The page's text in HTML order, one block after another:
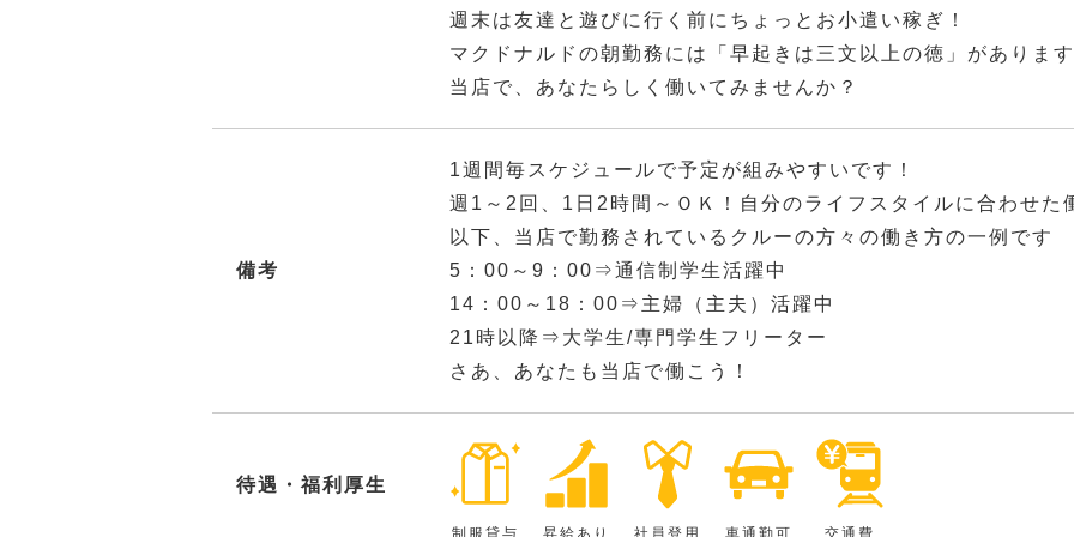
週末は友達と遊びに行く前にちょっとお小遣い稼ぎ！
マクドナルドの朝勤務には「早起きは三文以上の徳」があります
当店で、あなたらしく働いてみませんか？
備考
1週間毎スケジュールで予定が組みやすいです！
週1～2回、1日2時間～ＯＫ！自分のライフスタイルに合わせた
以下、当店で勤務されているクルーの方々の働き方の一例です
5：00～9：00⇒通信制学生活躍中
14：00～18：00⇒主婦（主夫）活躍中
21時以降⇒大学生/専門学生フリーター
さあ、あなたも当店で働こう！
待遇・福利厚生
制服貸与 昇給あり 社員登用 車通勤可 交通費